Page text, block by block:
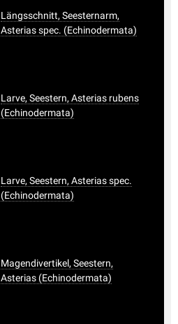
Längsschnitt, Seesternarm,
Asterias spec. (Echinodermata)
Larve, Seestern, Asterias rubens
(Echinodermata)
Larve, Seestern, Asterias spec.
(Echinodermata)
Magendivertikel, Seestern,
Asterias (Echinodermata)